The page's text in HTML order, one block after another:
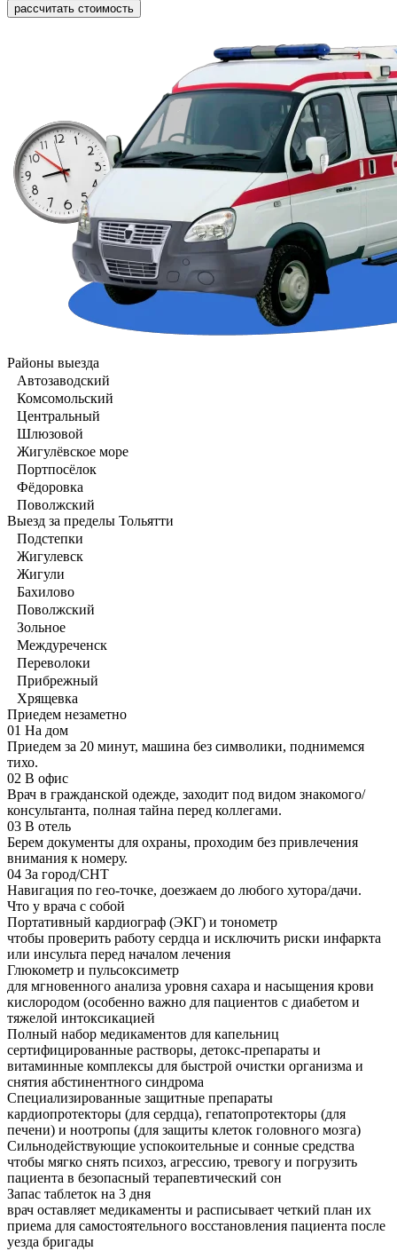
рассчитать стоимость
Районы выезда
Автозаводский
Комсомольский
Центральный
Шлюзовой
Жигулёвское море
Портпосёлок
Фёдоровка
Поволжский
Выезд за пределы Тольятти
Подстепки
Жигулевск
Жигули
Бахилово
Поволжский
Зольное
Междуреченск
Переволоки
Прибрежный
Хрящевка
Приедем незаметно
01 На дом
Приедем за 20 минут, машина без символики, поднимемся
тихо.
02 В офис
Врач в гражданской одежде, заходит под видом знакомого/
консультанта, полная тайна перед коллегами.
03 В отель
Берем документы для охраны, проходим без привлечения
внимания к номеру.
04 За город/СНТ
Навигация по гео-точке, доезжаем до любого хутора/дачи.
Что у врача с собой
Портативный кардиограф (ЭКГ) и тонометр
чтобы проверить работу сердца и исключить риски инфаркта
или инсульта перед началом лечения
Глюкометр и пульсоксиметр
для мгновенного анализа уровня сахара и насыщения крови
кислородом (особенно важно для пациентов с диабетом и
тяжелой интоксикацией
Полный набор медикаментов для капельниц
сертифицированные растворы, детокс-препараты и
витаминные комплексы для быстрой очистки организма и
снятия абстинентного синдрома
Специализированные защитные препараты
кардиопротекторы (для сердца), гепатопротекторы (для
печени) и ноотропы (для защиты клеток головного мозга)
Сильнодействующие успокоительные и сонные средства
чтобы мягко снять психоз, агрессию, тревогу и погрузить
пациента в безопасный терапевтический сон
Запас таблеток на 3 дня
врач оставляет медикаменты и расписывает четкий план их
приема для самостоятельного восстановления пациента после
уезда бригады